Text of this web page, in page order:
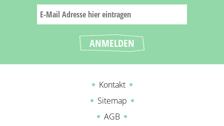
Kontakt
Sitemap
AGB